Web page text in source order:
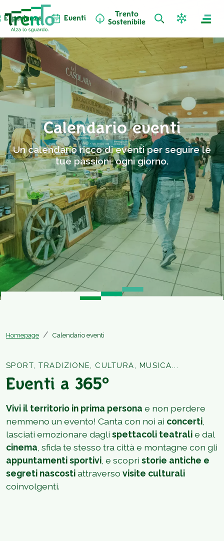
Esperienze Eventi
Trento
Sostenibile
Calendario eventi
Un calendario ricco di eventi per seguire le
tue passioni, ogni giorno.
Homepage Calendario eventi
SPORT, TRADIZIONE, CULTURA, MUSICA...
Eventi a 365°
Vivi il territorio in prima persona e non perdere
nemmeno un evento! Canta con noi ai concerti
lasciati emozionare dagli spettacoli teatralie dal
cinema , sfida te stesso tra città e montagne con gli
appuntamenti sportivi , e scopri storie antiche e
segreti nascostiattraverso visite culturali
coinvolgenti.